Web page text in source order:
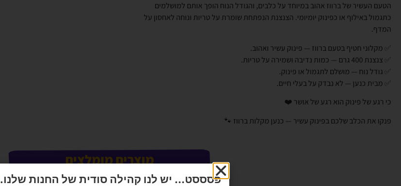
הטעם העשיר של ברווז אהוב במיוחד על כלבים, והגודל הנוח הופך אותם למושלמים
כתגמול באילוף או כפינוק יומיומי. הצנצנת הנפתחת שומרת על טריות ונוחה לאחסון על
המדף.
✅ מקלוני חטיף בטעם ברווז — פינוק עשיר ואהוב.
✅ צנצנת 400 גרם — כמות נדיבה ושמירה על טריות.
✅ גודל נוח — מושלם לתגמול או פינוק.
✅ מבית כנען — לא נבדק על בעלי חיים.
כי רגע של פינוק הוא רגע של אושר ❤️
פנקו את הכלב שלכם בפינוק עשיר — כנען מקלות ברווז 🐾
מוצרים מומלצים
פסססט... יש לנו קהילה סודית של החנות שלנו.